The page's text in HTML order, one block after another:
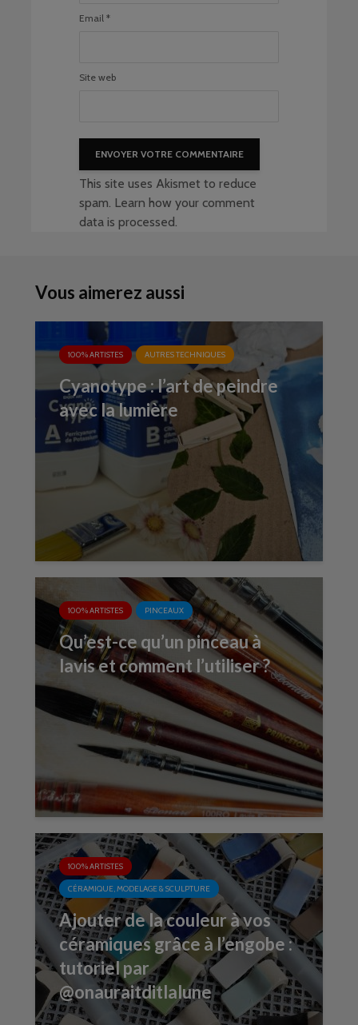
Email *
Site web
This site uses Akismet to reduce
spam. Learn how your comment
data is processed.
Vous aimerez aussi
100% ARTISTES AUTRES TECHNIQUES
Cyanotype : l’art de peindre
avec la lumière
100% ARTISTES PINCEAUX
Qu’est-ce qu’un pinceau à
lavis et comment l’utiliser ?
100% ARTISTES
CÉRAMIQUE, MODELAGE & SCULPTURE
Ajouter de la couleur à vos
céramiques grâce à l’engobe :
tutoriel par
@onauraitditlalune